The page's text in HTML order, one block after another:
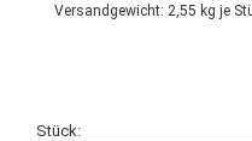
Versandgewicht: 2,55 kg je
Stück: